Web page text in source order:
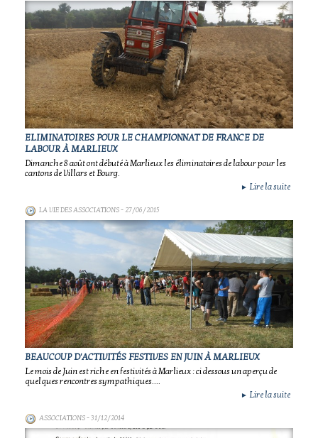
ELIMINATOIRES POUR LE CHAMPIONNAT DE FRANCE DE
LABOUR À MARLIEUX
Dimanche 8 août ont débuté à Marlieux les éliminatoires de labour pour les
cantons de Villars et Bourg.
► Lire la suite
LA VIE DES ASSOCIATIONS- 27/06/2015
BEAUCOUP D'ACTIVITÉS FESTIVES EN JUIN À MARLIEUX
Le mois de Juin est riche en festivités à Marlieux : ci dessous un aperçu de
quelques rencontres sympathiques....
► Lire la suite
ASSOCIATIONS- 31/12/2014